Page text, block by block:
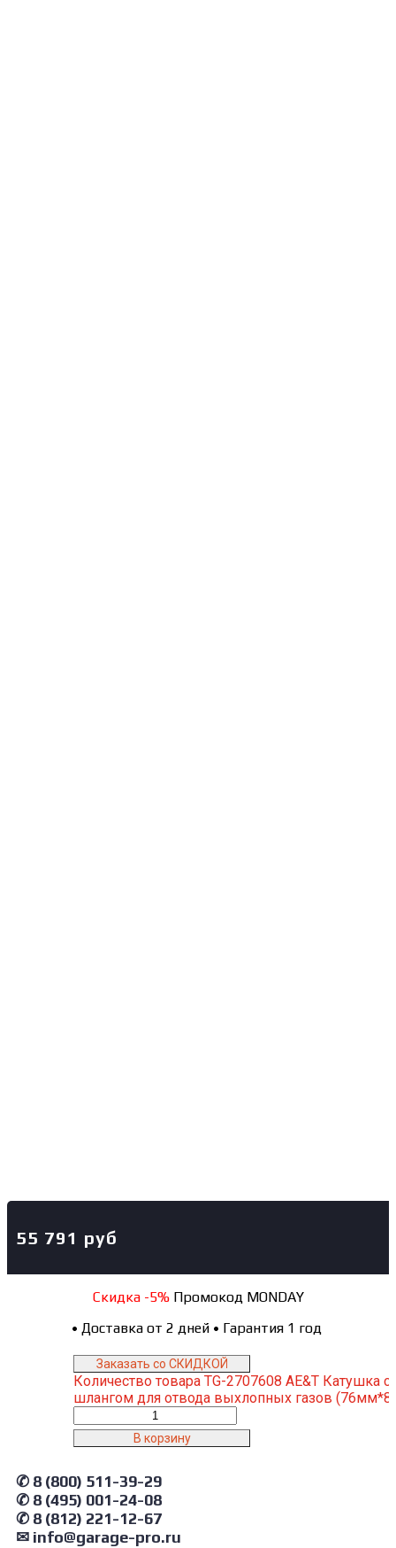
55 791 руб
Скидка -5%Промокод MONDAY
• Доставка от 2 дней • Гарантия 1 год
Заказать со СКИДКОЙ
Количество товара TG-2707608 AE&T Катушка
шлангом для отвода выхлопных газов
В корзину
✆ 8 (800) 511-39-29
✆ 8 (495) 001-24-08
✆ 8 (812) 221-12-67
✉ info@garage-pro.ru